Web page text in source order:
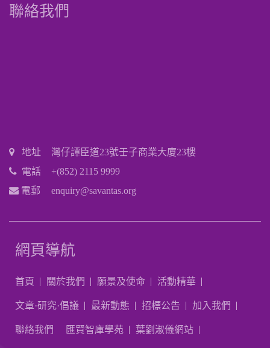
聯絡我們
地址
灣仔譚臣道23號壬子商業大廈23樓
電話
+(852) 2115 9999
電郵
enquiry@savantas.org
網頁導航
首頁 關於我們 願景及使命 活動精華
文章·研究·倡議 最新動態 招標公告 加入我們
聯絡我們 匯賢智庫學苑 葉劉淑儀網站